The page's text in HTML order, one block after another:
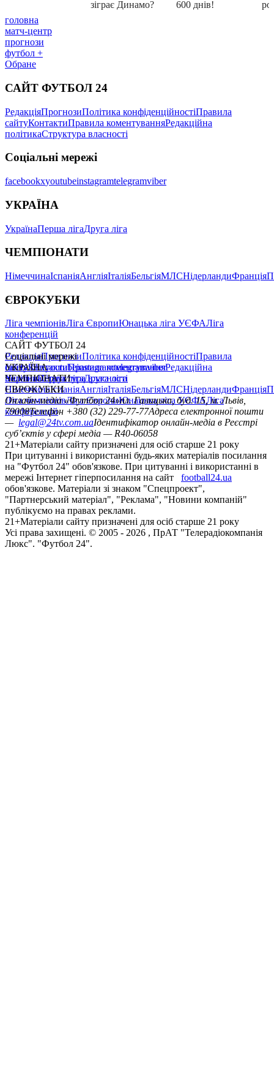
головна
матч-центр
прогнози
футбол +
Обране
САЙТ ФУТБОЛ 24
РедакціяПрогнозиПолітика конфіденційностіПравила
сайтуКонтактиПравила коментуванняРедакційна
політикаСтруктура власності
Соціальні мережі
facebookxyoutubeinstagramtelegramviber
УКРАЇНА
УкраїнаПерша лігаДруга ліга
ЧЕМПІОНАТИ
НімеччинаІспаніяАнгліяІталіяБельгіяМЛСНідерландиФранція
ЄВРОКУБКИ
Ліга чемпіонівЛіга ЄвропиЮнацька ліга УЄФАЛіга
конференцій
САЙТ ФУТБОЛ 24
РедакціяПрогнозиПолітика конфіденційностіПравила
сайтуКонтактиПравила коментуванняРедакційна
політикаСтруктура власності
Соціальні мережі
facebookxyoutubeinstagramtelegramviber
УКРАЇНА
УкраїнаПерша лігаДруга ліга
ЧЕМПІОНАТИ
НімеччинаІспаніяАнгліяІталіяБельгіяМЛСНідерландиФранція
ЄВРОКУБКИ
Ліга чемпіонівЛіга ЄвропиЮнацька ліга УЄФАЛіга
конференцій
Онлайн-медіа «Футбол 24»пл. Галицька, буд. 15, м. Львів,
79008Телефон +380 (32) 229-77-77Адреса електронної пошти
— legal@24tv.com.uaІдентифікатор онлайн-медіа в Реєстрі
суб’єктів у сфері медіа — R40-06058
21+Матеріали сайту призначені для осіб старше 21 року
При цитуванні і використанні будь-яких матеріалів посилання
на "Футбол 24" обов'язкове. При цитуванні і використанні в
мережі Інтернет гіперпосилання на сайт
football24.ua
обов'язкове. Матеріали зі знаком "Спецпроект",
"Партнерський матеріал", "Реклама", "Новини компаній"
публікуємо на правах реклами.
21+Матеріали сайту призначені для осіб старше 21 року
Усi права захищенi. © 2005 - 2026 , ПрАТ "Телерадіокомпанія
Люкс". "Футбол 24".